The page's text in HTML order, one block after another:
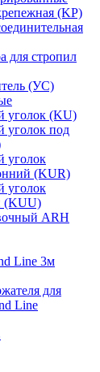
(KP)
для стропил
(УС)
уголок (KU)
уголок под
уголок
(KUR)
уголок
(KUU)
ARH
Line 3м
для
Line